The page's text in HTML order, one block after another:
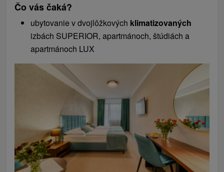
Čo vás čaká?
ubytovanie v dvojlôžkových klimatizovaných
izbách SUPERIOR, apartmánoch, štúdiách a
apartmánoch LUX